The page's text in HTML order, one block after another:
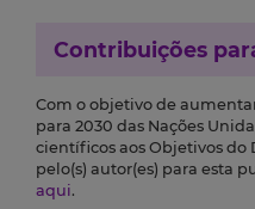
Contribuições
Com o objetivo de
para 2030 das Nações
científicos aos Objetivos do
pelo(s) autor(es) para esta
aqui.